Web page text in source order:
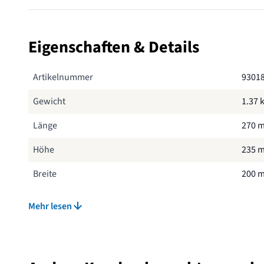
Eigenschaften & Details
Artikelnummer
Gewicht
1.37
Länge
270
Höhe
235
Breite
200
Mehr lesen